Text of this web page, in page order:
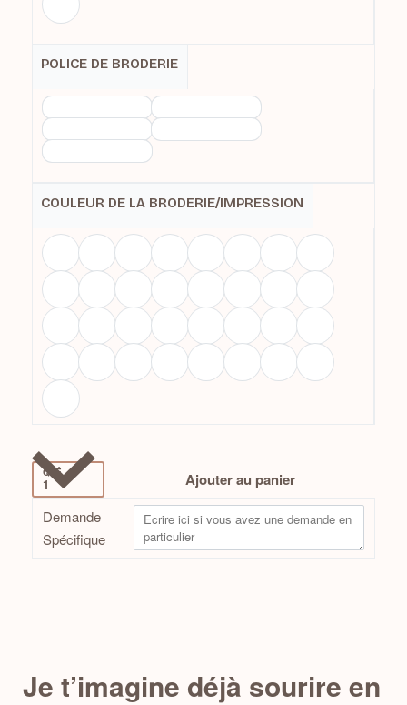
POLICE DE BRODERIE
COULEUR DE LA BRODERIE/IMPRESSION
Demande
Spécifique
QTÉ Ajouter au panier
Je t’imagine déjà sourire en